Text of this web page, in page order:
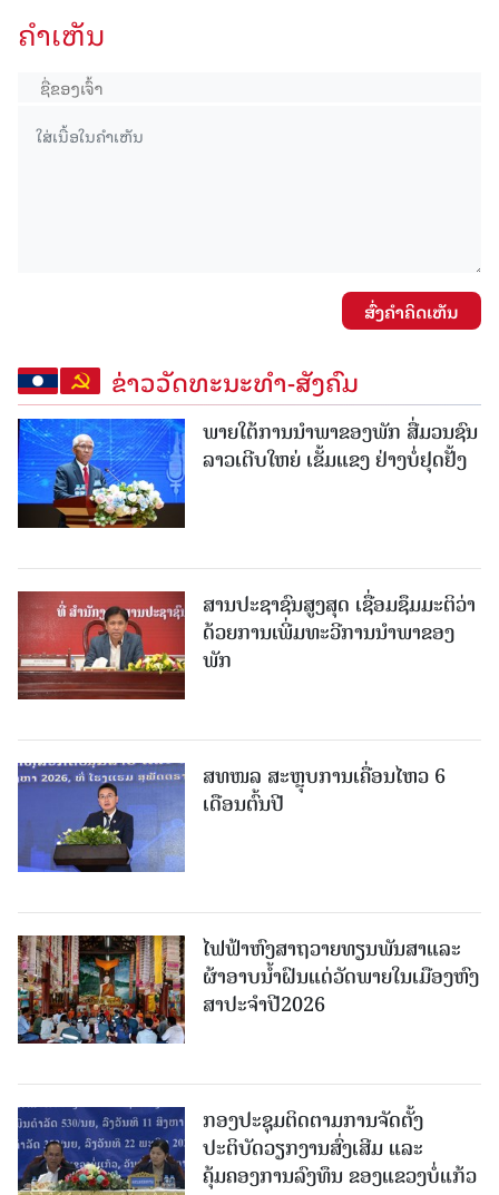
ຄໍາເຫັນ
ສົ່ງຄໍາຄິດເຫັນ
ຂ່າວວັດທະນະທຳ-ສັງຄົມ
ພາຍໃຕ້ການນໍາພາຂອງພັກ ສື່ມວນຊົນ
ລາວເຕີບໃຫຍ່ ເຂັ້ມແຂງ ຢ່າງບໍ່ຢຸດຢັ້ງ
ສານປະຊາຊົນສູງສຸດ ເຊື່ອມຊຶມມະຕິວ່າ
ດ້ວຍການເພີ່ມທະວີການນຳພາຂອງ
ພັກ
ສທໜລ ສະຫຼຸບການເຄື່ອນໄຫວ 6
ເດືອນຕົ້ນປີ
ໄຟຟ້າຫົງສາຖວາຍທຽນພັນສາແລະ
ຜ້າອາບນໍ້າຝົນແດ່ວັດພາຍໃນເມືອງຫົງ
ສາປະຈໍາປີ2026
ກອງປະຊຸມຕິດຕາມການຈັດຕັ້ງ
ປະຕິບັດວຽກງານສົ່ງເສີມ ແລະ
ຄຸ້ມຄອງການລົງທຶນ ຂອງແຂວງບໍ່ແກ້ວ